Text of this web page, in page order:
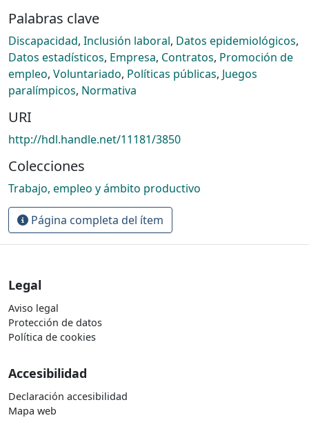
Palabras clave
Discapacidad, Inclusión laboral, Datos epidemiológicos,
Datos estadísticos, Empresa, Contratos, Promoción de
empleo, Voluntariado, Políticas públicas, Juegos
paralímpicos, Normativa
URI
http://hdl.handle.net/11181/3850
Colecciones
Trabajo, empleo y ámbito productivo
Página completa del ítem
Legal
Aviso legal
Protección de datos
Política de cookies
Accesibilidad
Declaración accesibilidad
Mapa web